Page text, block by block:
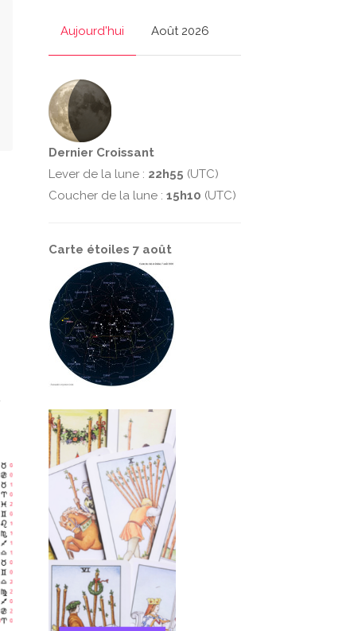
Aujourd'hui Août 2026
Dernier Croissant
Lever de la lune : 22h55 (UTC)
Coucher de la lune : 15h10 (UTC)
Carte étoiles 7 août